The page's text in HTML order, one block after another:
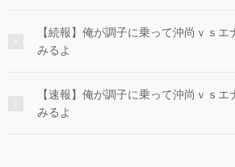
【続報】俺が調子に乗って沖尚ｖｓ
みるよ
【速報】俺が調子に乗って沖尚ｖｓ
みるよ